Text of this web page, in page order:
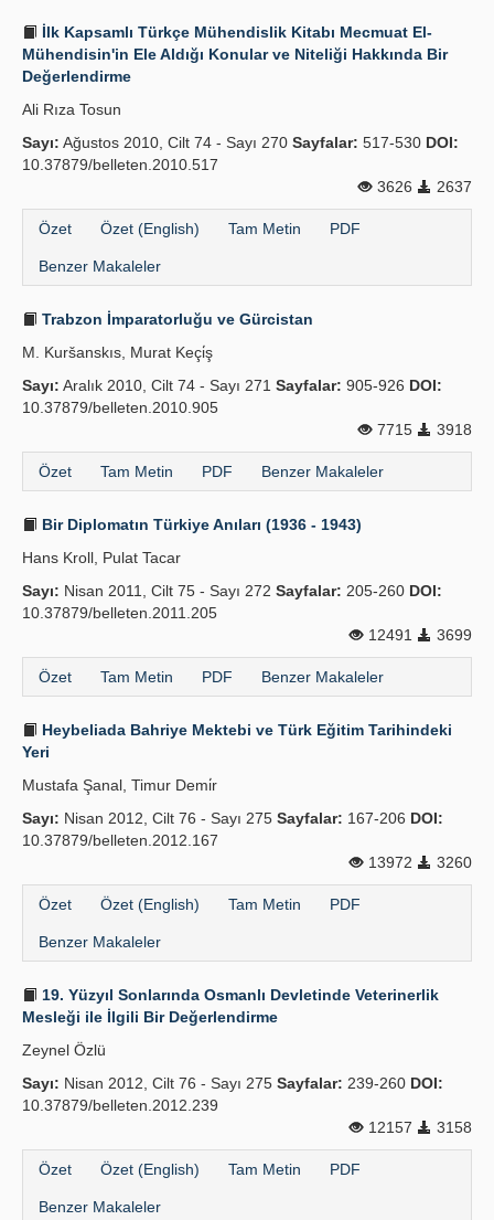
İlk Kapsamlı Türkçe Mühendislik Kitabı Mecmuat El-
Mühendisin'in Ele Aldığı Konular ve Niteliği Hakkında Bir
Değerlendirme
Ali Rıza Tosun
Sayı: Ağustos 2010, Cilt 74 - Sayı 270 Sayfalar: 517-530 DOI:
10.37879/belleten.2010.517
3626
2637
Özet Özet (English) Tam Metin PDF
Benzer Makaleler
Trabzon İmparatorluğu ve Gürcistan
M. Kuršanskıs, Murat Keçi̇ş
Sayı: Aralık 2010, Cilt 74 - Sayı 271 Sayfalar: 905-926 DOI:
10.37879/belleten.2010.905
7715
3918
Özet Tam Metin PDF Benzer Makaleler
Bir Diplomatın Türkiye Anıları (1936 - 1943)
Hans Kroll, Pulat Tacar
Sayı: Nisan 2011, Cilt 75 - Sayı 272 Sayfalar: 205-260 DOI:
10.37879/belleten.2011.205
12491
3699
Özet Tam Metin PDF Benzer Makaleler
Heybeliada Bahriye Mektebi ve Türk Eğitim Tarihindeki
Yeri
Mustafa Şanal, Timur Demi̇r
Sayı: Nisan 2012, Cilt 76 - Sayı 275 Sayfalar: 167-206 DOI:
10.37879/belleten.2012.167
13972
3260
Özet Özet (English) Tam Metin PDF
Benzer Makaleler
19. Yüzyıl Sonlarında Osmanlı Devletinde Veteriner­lik
Mesleği ile İlgili Bir Değerlendirme
Zeynel Özlü
Sayı: Nisan 2012, Cilt 76 - Sayı 275 Sayfalar: 239-260 DOI:
10.37879/belleten.2012.239
12157
3158
Özet Özet (English) Tam Metin PDF
Benzer Makaleler